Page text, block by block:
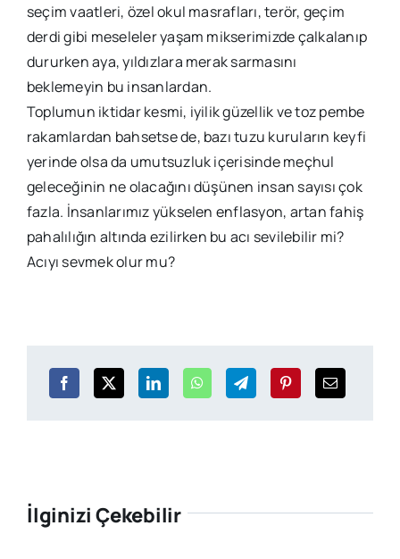
seçim vaatleri, özel okul masrafları, terör, geçim
derdi gibi meseleler yaşam mikserimizde çalkalanıp
dururken aya, yıldızlara merak sarmasını
beklemeyin bu insanlardan.
Toplumun iktidar kesmi, iyilik güzellik ve toz pembe
rakamlardan bahsetse de, bazı tuzu kuruların keyfi
yerinde olsa da umutsuzluk içerisinde meçhul
geleceğinin ne olacağını düşünen insan sayısı çok
fazla. İnsanlarımız yükselen enflasyon, artan fahiş
pahalılığın altında ezilirken bu acı sevilebilir mi?
Acıyı sevmek olur mu?
İlginizi Çekebilir